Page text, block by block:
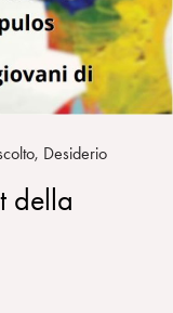
Desiderio
della